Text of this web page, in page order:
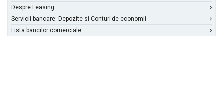
Despre Leasing
Servicii bancare: Depozite si Conturi de economii
Lista bancilor comerciale